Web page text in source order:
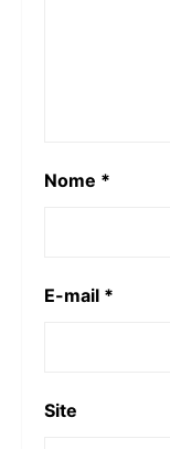
Nome *
E-mail *
Site